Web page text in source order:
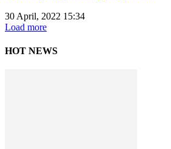
30 April, 2022 15:34
Load more
HOT NEWS